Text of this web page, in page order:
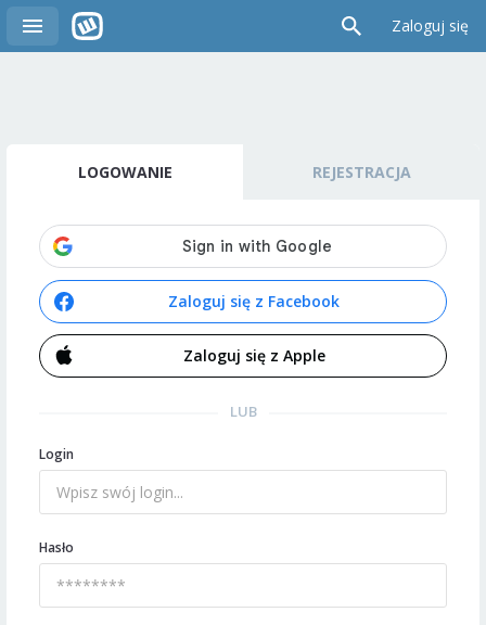
Zaloguj się
LOGOWANIE REJESTRACJA
Zaloguj się z Facebook
Zaloguj się z Apple
LUB
Login
Hasło